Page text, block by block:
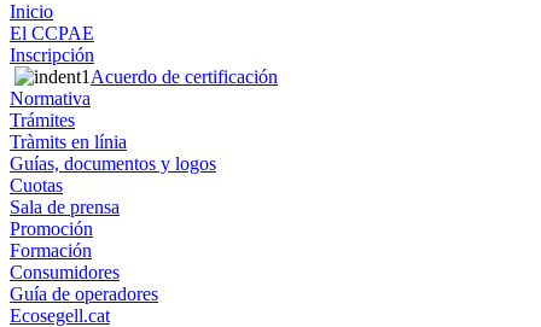
Inicio
El CCPAE
Inscripción
Acuerdo de certificación
Normativa
Trámites
Tràmits en línia
Guías, documentos y logos
Cuotas
Sala de prensa
Promoción
Formación
Consumidores
Guía de operadores
Ecosegell.cat